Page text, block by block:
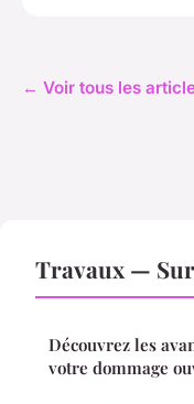
← Voir tous les
Travaux —
Découvrez les
votre dommage